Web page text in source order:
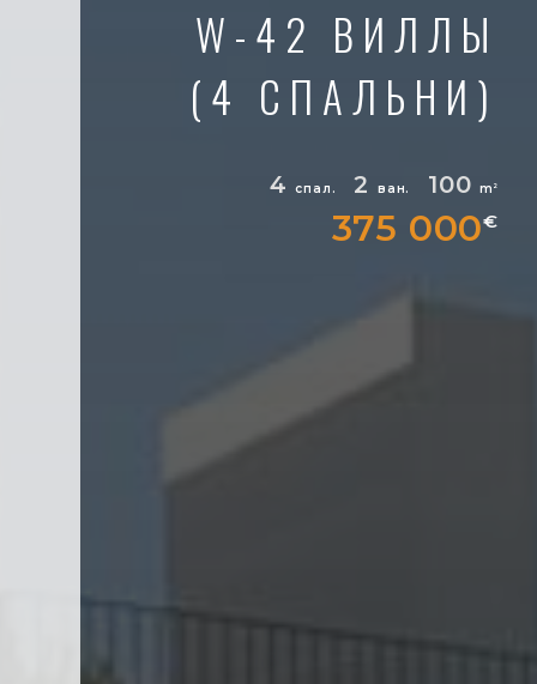
W-42 ВИЛЛЫ
(4 СПАЛЬНИ)
4спал. 2 ван. 100m2
375 000€